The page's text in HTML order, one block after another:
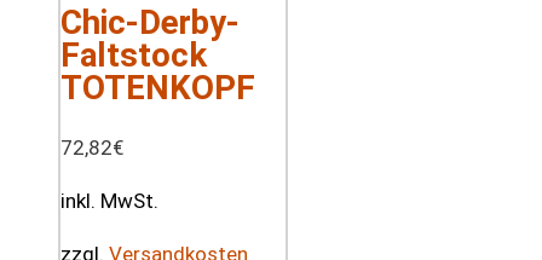
Chic-Derby-
Faltstock
TOTENKOPF
72,82€
inkl. MwSt.
zzgl. Versandkosten